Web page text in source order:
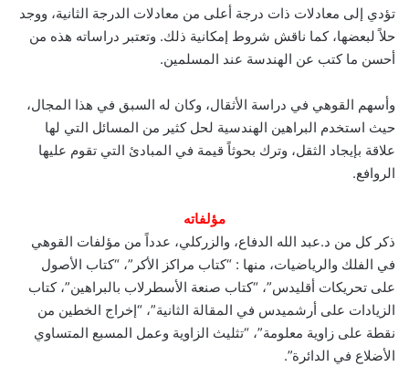
تؤدي إلى معادلات ذات درجة أعلى من معادلات الدرجة الثانية، ووجد
حلاً لبعضها، كما ناقش شروط إمكانية ذلك. وتعتبر دراساته هذه من
أحسن ما كتب عن الهندسة عند المسلمين.
وأسهم القوهي في دراسة الأثقال، وكان له السبق في هذا المجال،
حيث استخدم البراهين الهندسية لحل كثير من المسائل التي لها
علاقة بإيجاد الثقل، وترك بحوثاً قيمة في المبادئ التي تقوم عليها
الروافع.
مؤلفاته
ذكر كل من د.عبد الله الدفاع، والزركلي، عدداً من مؤلفات القوهي
في الفلك والرياضيات، منها : “كتاب مراكز الأكر”، “كتاب الأصول
على تحريكات أقليدس”، “كتاب صنعة الأسطرلاب بالبراهين”، كتاب
الزيادات على أرشميدس في المقالة الثانية”، “إخراج الخطين من
نقطة على زاوية معلومة”، “تثليث الزاوية وعمل المسبع المتساوي
الأضلاع في الدائرة”.